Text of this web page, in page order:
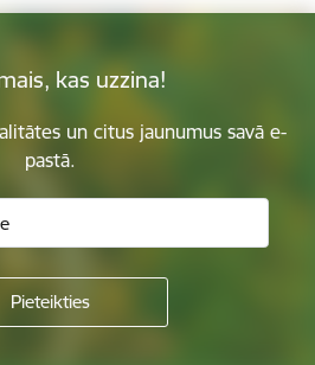
kas uzzina!
un citus jaunumus savā e-
pastā.